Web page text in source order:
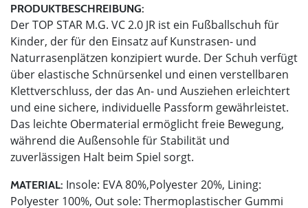
PRODUKTBESCHREIBUNG:
Der TOP STAR M.G. VC 2.0 JR ist ein Fußballschuh für
Kinder, der für den Einsatz auf Kunstrasen- und
Naturrasenplätzen konzipiert wurde. Der Schuh verfügt
über elastische Schnürsenkel und einen verstellbaren
Klettverschluss, der das An- und Ausziehen erleichtert
und eine sichere, individuelle Passform gewährleistet.
Das leichte Obermaterial ermöglicht freie Bewegung,
während die Außensohle für Stabilität und
zuverlässigen Halt beim Spiel sorgt.
MATERIAL: Insole: EVA 80%,Polyester 20%, Lining:
Polyester 100%, Out sole: Thermoplastischer Gummi